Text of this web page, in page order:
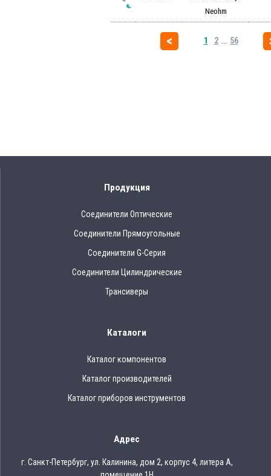
Neohm
1 2 56
Продукция
Соединители Оптические
Соединители Прямоугольные
Соединители G-Серия
Соединители Цилиндрические
Трансиверы
Каталоги
Каталог компонентов
Каталог производителей
Каталог приборов инструментов
Адрес
г. Санкт-Петербург, ул. Калинина, дом 2, корпус 4, литера А,